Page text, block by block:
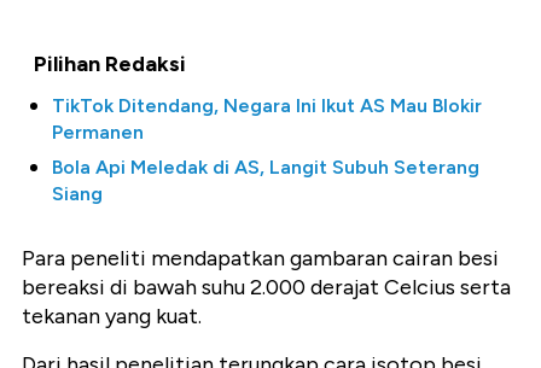
Pilihan Redaksi
TikTok Ditendang, Negara Ini Ikut AS Mau Blokir
Permanen
Bola Api Meledak di AS, Langit Subuh Seterang
Siang
Para peneliti mendapatkan gambaran cairan besi
bereaksi di bawah suhu 2.000 derajat Celcius serta
tekanan yang kuat.